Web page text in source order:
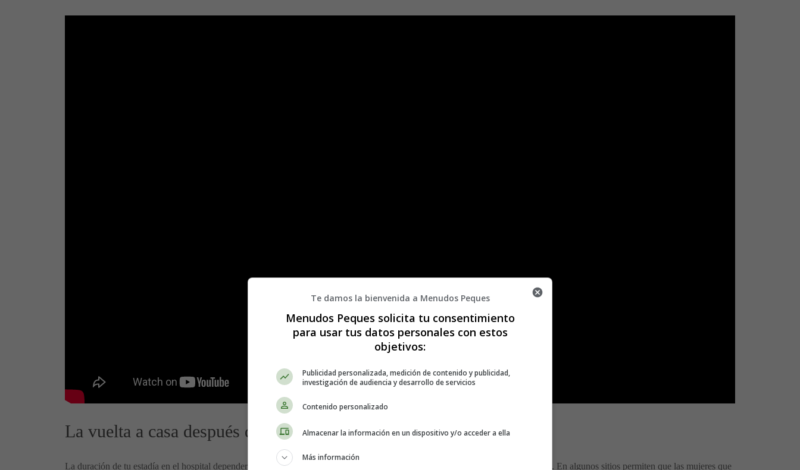
La vuelta a casa después del parto
La duración de tu estadía en el hospital dependerá de cómo haya sido tu parto y también del centro hospitalario y país donde vivas. En algunos sitios permiten que las mujeres que
Te damos la bienvenida a Menudos Peques
Menudos Peques solicita tu consentimiento
para usar tus datos personales con estos
objetivos:
Publicidad personalizada, medición de contenido y publicidad,
investigación de audiencia y desarrollo de servicios
Contenido personalizado
Almacenar la información en un dispositivo y/o acceder a ella
Más información